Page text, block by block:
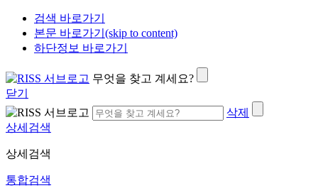
검색 바로가기
본문 바로가기(skip to content)
하단정보 바로가기
무엇을 찾고 계세요?
닫기
삭제
상세검색
상세검색
통합검색